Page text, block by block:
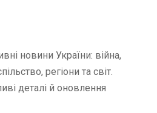
новини України: війна,
регіони та світ.
деталі й оновлення